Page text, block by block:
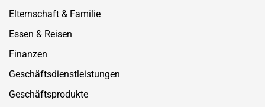
Elternschaft & Familie
Essen & Reisen
Finanzen
Geschäftsdienstleistungen
Geschäftsprodukte